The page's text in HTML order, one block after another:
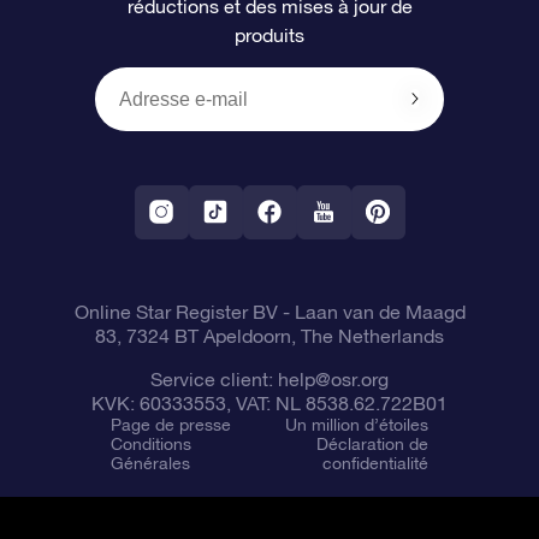
Cadeaux d’entreprise
Un million d’étoiles
Écran de veille OSR
Appli Voler vers les étoiles
Politique de retour
Constellations
réductions et des mises à jour de
produits
Online Star Register BV- Laan van de Maagd
83, 7324 BT Apeldoorn, The Netherlands
Service client: help@osr.org
KVK: 60333553, VAT: NL 8538.62.722B01
Page de presse
Un million d’étoiles
Conditions
Générales
Déclaration de
confidentialité